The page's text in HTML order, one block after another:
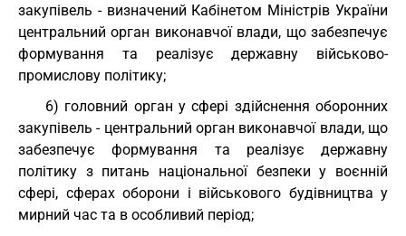
закупівель - визначений Кабінетом Міністрів України
центральний орган виконавчої влади, що забезпечує
формування та реалізує державну військово-
промислову політику;
6) головний орган у сфері здійснення оборонних
закупівель - центральний орган виконавчої влади, що
забезпечує формування та реалізує державну
політику з питань національної безпеки у воєнній
сфері, сферах оборони і військового будівництва у
мирний час та в особливий період;